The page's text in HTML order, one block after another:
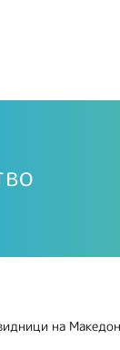
на